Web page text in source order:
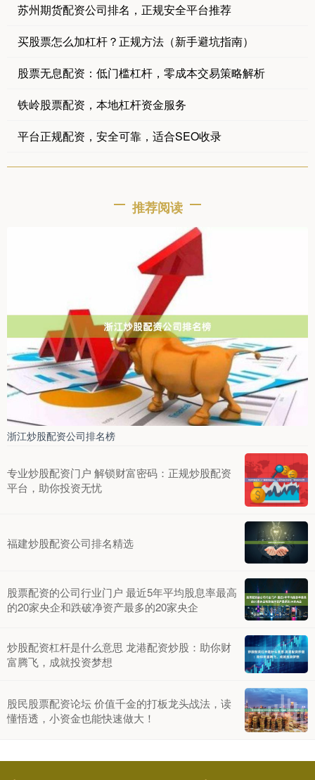
苏州期货配资公司排名，正规安全平台推荐
买股票怎么加杠杆？正规方法（新手避坑指南）
股票无息配资：低门槛杠杆，零成本交易策略解析
铁岭股票配资，本地杠杆资金服务
平台正规配资，安全可靠，适合SEO收录
推荐阅读
浙江炒股配资公司排名榜
专业炒股配资门户 解锁财富密码：正规炒股配资
平台，助你投资无忧
福建炒股配资公司排名精选
股票配资的公司行业门户 最近5年平均股息率最高
的20家央企和跌破净资产最多的20家央企
炒股配资杠杆是什么意思 龙港配资炒股：助你财
富腾飞，成就投资梦想
股民股票配资论坛 价值千金的打板龙头战法，读
懂悟透，小资金也能快速做大！